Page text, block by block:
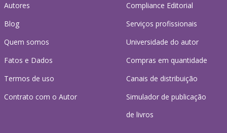
Autores
Blog
Quem somos
Fatos e Dados
Termos de uso
Contrato com o Autor
Compliance Editorial
Serviços profissionais
Universidade do autor
Compras em quantidade
Canais de distribuição
Simulador de publicação
de livros